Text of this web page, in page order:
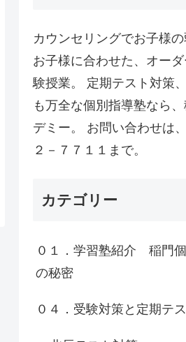
カウンセリングでお子様の
お子様に合わせた、オー
験授業。 定期テスト対策
も万全な個別指導塾なら
デミー。 お問い合わせは
２－７７１１まで。
カテゴリー
０１．学習塾紹介 稲門
の秘密
０４．受験対策と定期テ